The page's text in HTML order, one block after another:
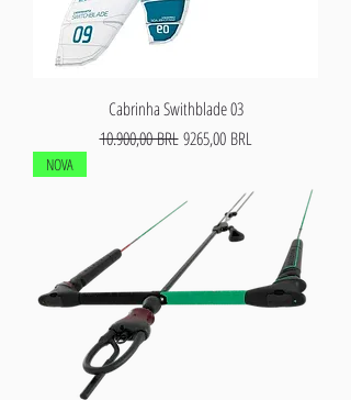
Cabrinha Swithblade 03
Precio
10.900,00 BRL Precio de oferta
9265,00 BRL
NOVA